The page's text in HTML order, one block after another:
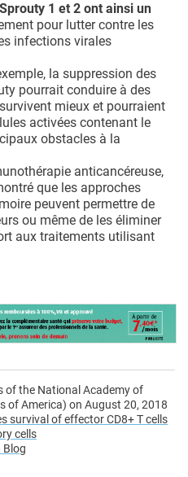
1 et 2 ont ainsi un
pour lutter contre les
infections virales
la suppression des
pourrait conduire à des
mieux et pourraient
activées contenant le
obstacles à la
anticancéreuse,
que les approches
peuvent permettre de
ou même de les éliminer
aux traitements utilisant
of the National Academy of
of America) on August 20, 2018
survival of effector CD8+ T cells
cells
Blog